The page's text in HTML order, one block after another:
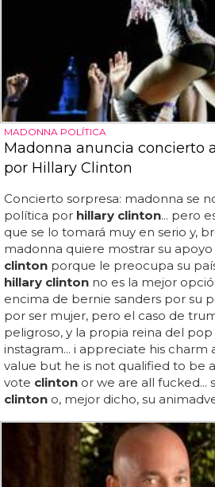
MADONNA POLÍTICA
Madonna anuncia concierto
por Hillary Clinton
Concierto sorpresa: madonna se
política por hillary clinton... pero
que se lo tomará muy en serio y,
madonna quiere mostrar su
clinton porque le preocupa su
hillary clinton no es la mejor
encima de bernie sanders por su
por ser mujer, pero el caso de
peligroso, y la propia reina del
instagram... i appreciate his
value but he is not qualified to be
vote clinton or we are all fucked...
clinton o, mejor dicho, su